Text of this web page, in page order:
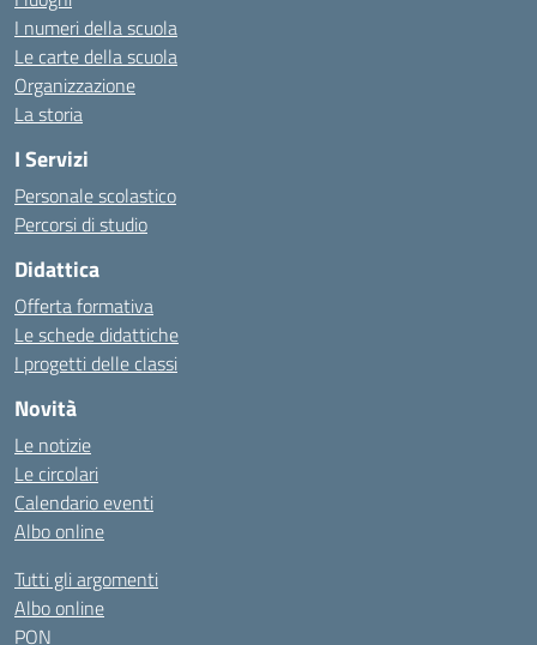
I numeri della scuola
Le carte della scuola
Organizzazione
La storia
I Servizi
Personale scolastico
Percorsi di studio
Didattica
Offerta formativa
Le schede didattiche
I progetti delle classi
Novità
Le notizie
Le circolari
Calendario eventi
Albo online
Tutti gli argomenti
Albo online
PON